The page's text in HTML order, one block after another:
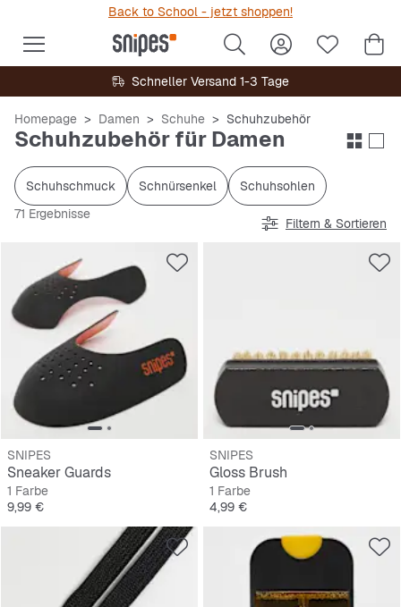
Back to School - jetzt shoppen!
Schneller Versand 1-3 Tage
Homepage Damen Schuhe Schuhzubehör
Schuhzubehör für Damen
Schuhschmuck Schnürsenkel
Schuhsohlen
71 Ergebnisse
Filtern & Sortieren
SNIPES
Sneaker Guards
1 Farbe
Preis
9,99 €
SNIPES
Gloss Brush
1 Farbe
Preis
4,99 €